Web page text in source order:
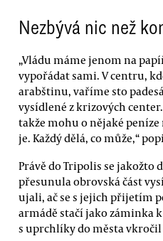
Nezbývá nic než
„Vládu máme jenom na
vypořádat sami. V centru,
arabštinu, vaříme sto
vysídlené z krizových
takže mohu o nějaké
je. Každý dělá, co může,“
Právě do Tripolis se jakožto
přesunula obrovská část
ujali, ač se s jejich přijetím
armádě stačí jako záminka
s uprchlíky do města